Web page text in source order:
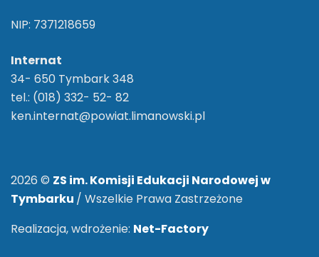
NIP: 7371218659
Internat
34- 650 Tymbark 348
tel.: (018) 332- 52- 82
ken.internat@powiat.limanowski.pl
2026 © ZS im. Komisji Edukacji Narodowej w
Tymbarku / Wszelkie Prawa Zastrzeżone
Realizacja, wdrożenie: Net-Factory